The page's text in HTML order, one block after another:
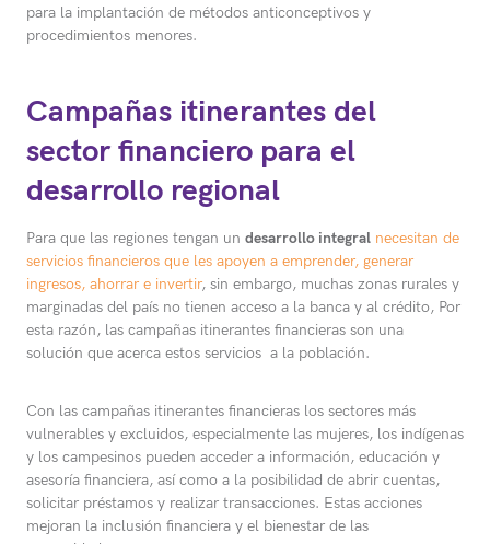
para la implantación de métodos anticonceptivos y
procedimientos menores.
Campañas itinerantes del
sector financiero para el
desarrollo regional
Para que las regiones tengan un desarrollo integral necesitan de
servicios financieros que les apoyen a emprender, generar
ingresos, ahorrar e invertir, sin embargo, muchas zonas rurales y
marginadas del país no tienen acceso a la banca y al crédito, Por
esta razón, las campañas itinerantes financieras son una
solución que acerca estos servicios a la población.
Con las campañas itinerantes financieras los sectores más
vulnerables y excluidos, especialmente las mujeres, los indígenas
y los campesinos pueden acceder a información, educación y
asesoría financiera, así como a la posibilidad de abrir cuentas,
solicitar préstamos y realizar transacciones. Estas acciones
mejoran la inclusión financiera y el bienestar de las